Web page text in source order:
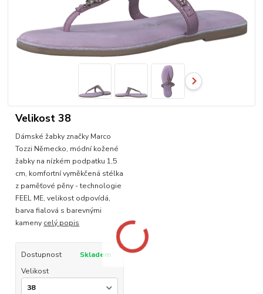
Velikost 38
Dámské žabky značky Marco
Tozzi Německo, módní kožené
žabky na nízkém podpatku 1,5
cm, komfortní vyměkčená stélka
z paměťové pěny - technologie
FEEL ME, velikost odpovídá,
barva fialová s barevnými
kameny celý popis
Dostupnost
Skladem
Velikost